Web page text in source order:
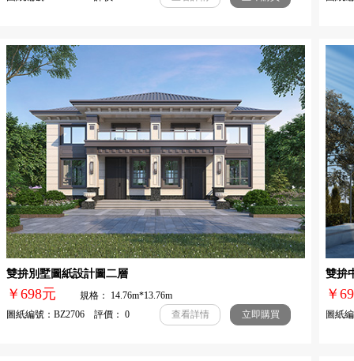
雙拚別墅圖紙設計圖二層
￥698元
規格： 14.76m*13.76m
圖紙編號：BZ2706 評價： 0
查看詳情 立即購買
雙拚
￥
圖紙編